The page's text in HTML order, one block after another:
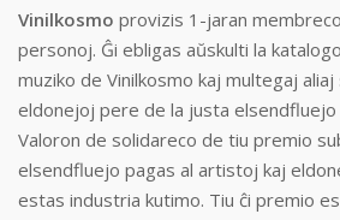
Vinilkosmo provizis 1-jaran
personoj. Ĝi ebligas aŭskulti la
muziko de Vinilkosmo kaj multegaj
eldonejoj pere de la justa elsendfluejo
Valoron de solidareco de tiu premio
elsendfluejo pagas al artistoj kaj
estas industria kutimo. Tiu ĉi premio